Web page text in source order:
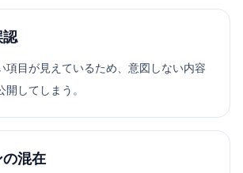
項目が見えているため、意図しない内容
してしまう。
混在